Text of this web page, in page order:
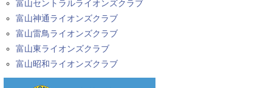
富山セントラルライオンズクラブ
富山神通ライオンズクラブ
富山雷鳥ライオンズクラブ
富山東ライオンズクラブ
富山昭和ライオンズクラブ